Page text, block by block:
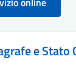
e Stato